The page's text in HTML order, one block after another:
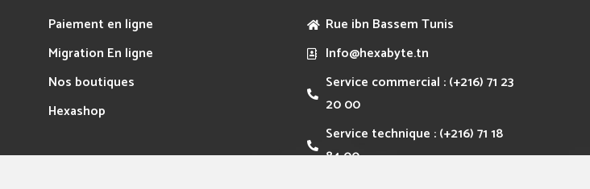
Paiement en ligne
Migration En ligne
Nos boutiques
Hexashop
Rue ibn Bassem Tunis
Info@hexabyte.tn
Service commercial : (+216) 71 23
20 00
Service technique : (+216) 71 18
84 00